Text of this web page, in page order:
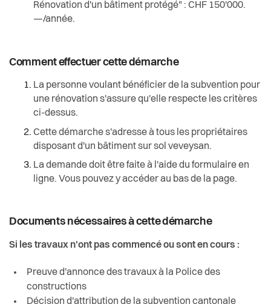
Rénovation d'un bâtiment protégé" : CHF 150'000.
—/année.
Comment effectuer cette démarche
La personne voulant bénéficier de la subvention pour
une rénovation s'assure qu'elle respecte les critères
ci-dessus.
Cette démarche s'adresse à tous les propriétaires
disposant d'un bâtiment sur sol veveysan.
La demande doit être faite à l'aide du formulaire en
ligne. Vous pouvez y accéder au bas de la page.
Documents nécessaires à cette démarche
Si les travaux n'ont pas commencé ou sont en cours :
Preuve d'annonce des travaux à la Police des
constructions
Décision d'attribution de la subvention cantonale